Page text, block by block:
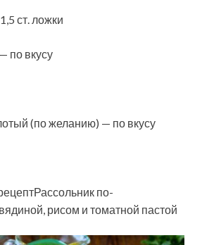
ст. ложки
по вкусу
(по желанию) — по вкусу
по-
рисом и томатной пастой